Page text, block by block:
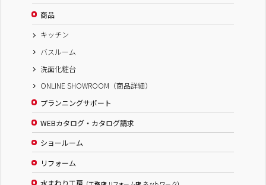
商品
キッチン
バスルーム
洗面化粧台
ONLINE SHOWROOM（商品詳細）
プランニングサポート
WEBカタログ・カタログ請求
ショールーム
リフォーム
水まわり工房